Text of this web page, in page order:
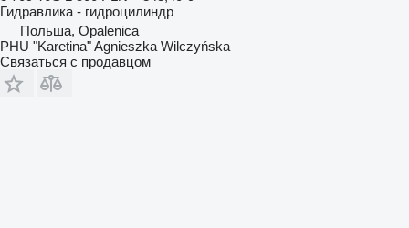
Гидравлика - гидроцилиндр
Польша, Opalenica
PHU "Karetina" Agnieszka Wilczyńska
Связаться с продавцом